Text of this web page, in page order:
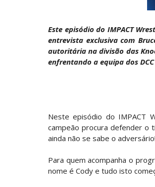
TRIUNFO LENDÁRIO
RETENÇÃO
Unknown - Aug 06 2026
VITÓRIA
-Aug 06 2026
VAGA GARANTIDA NO
brutalizado por MJF
Aug 06 2026
CAOS NO GRAND
Este episódio do IMPACT
entrevista exclusiva com
autoritária na divisão das
enfrentando a equipa dos
Neste episódio do IMPACT
campeão procura defender o
ainda não se sabe o adversário!
Para quem acompanha o
nome é Cody e tudo isto